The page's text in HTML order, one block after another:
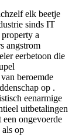
elk beetje
sinds IT
a
angstrom
eerbetoon die
beroemde
op .
eenarmige
uitbetalingen
ongevoerde
als op